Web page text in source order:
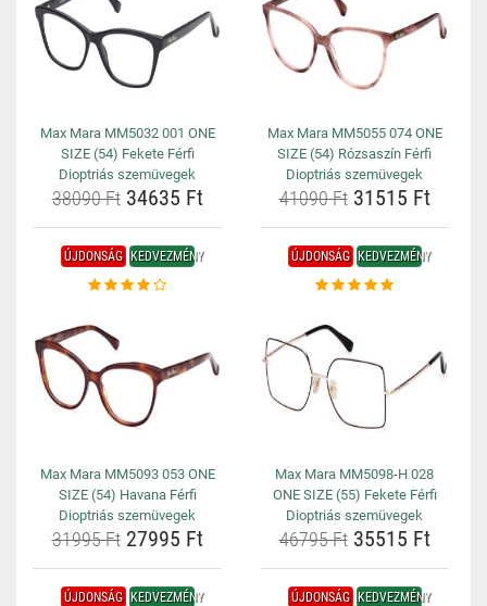
Max Mara MM5032 001 ONE
SIZE (54) Fekete Férfi
Dioptriás szemüvegek
38090 Ft34635 Ft
Max Mara MM5055 074 ONE
SIZE (54) Rózsaszín Férfi
Dioptriás szemüvegek
41090 Ft31515 Ft
ÚJDONSÁG KEDVEZMÉNY
Max Mara MM5093 053 ONE
SIZE (54) Havana Férfi
Dioptriás szemüvegek
31995 Ft27995 Ft
ÚJDONSÁG KEDVEZMÉNY
Max Mara MM5098-H 028
ONE SIZE (55) Fekete Férfi
Dioptriás szemüvegek
46795 Ft35515 Ft
ÚJDONSÁG KEDVEZMÉNY ÚJDONSÁG KEDVEZMÉNY